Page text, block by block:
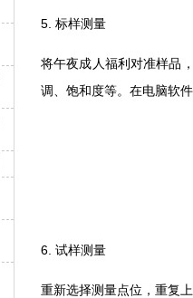
5. 标样测量
将午夜成人福利对准样品，
调、饱和度等。在电脑
6. 试样测量
重新选择测量点位，重复